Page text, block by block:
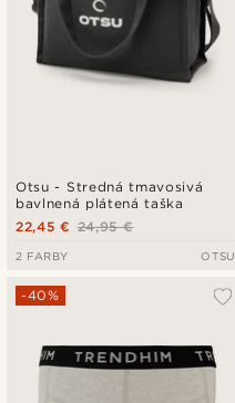
Otsu - Stredná tmavosivá
bavlnená plátená taška
24,95 €
22,45 €
2 FARBY OTSU
-40%